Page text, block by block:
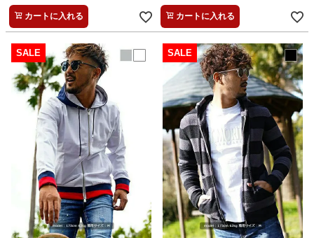
カートに入れる カートに入れる